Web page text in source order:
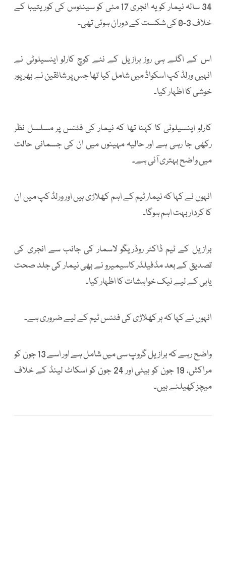
34 سالہ نیمار کو یہ انجری 17 مئی کو سینٹوس کی کوریتیبا کے
خلاف 3-0 کی شکست کے دوران ہوئی تھی۔
اس کے اگلے ہی روز برازیل کے نئے کوچ کارلو اینسیلوٹی نے
انہیں ورلڈ کپ اسکواڈ میں شامل کیا تھا جس پر شائقین نے بھرپور
خوشی کا اظہار کیا۔
کارلو اینسیلوٹی کا کہنا تھا کہ نیمار کی فٹنس پر مسلسل نظر
رکھی جا رہی ہے اور حالیہ مہینوں میں ان کی جسمانی حالت
میں واضح بہتری آئی ہے۔
انہوں نے کہا کہ نیمار ٹیم کے اہم کھلاڑی ہیں اور ورلڈ کپ میں ان
کا کردار بہت اہم ہوگا۔
برازیل کے ٹیم ڈاکٹر روڈریگو لاسمار کی جانب سے انجری کی
تصدیق کے بعد مڈفیلڈر کاسیمیرو نے بھی نیمار کی جلد صحت
یابی کے لیے نیک خواہشات کا اظہار کیا۔
انہوں نے کہا کہ ہر کھلاڑی کی فٹنس ٹیم کے لیے ضروری ہے۔
واضح رہے کہ برازیل گروپ سی میں شامل ہے اور اسے 13 جون کو
مراکش، 19 جون کو ہیٹی اور 24 جون کو اسکاٹ لینڈ کے خلاف
میچز کھیلنے ہیں۔